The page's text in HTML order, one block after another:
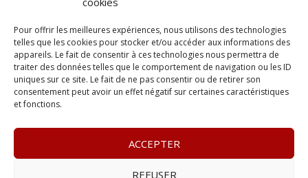
Pour offrir les meilleures expériences, nous utilisons des technologies
telles que les cookies pour stocker et/ou accéder aux informations des
appareils. Le fait de consentir à ces technologies nous permettra de
traiter des données telles que le comportement de navigation ou les ID
uniques sur ce site. Le fait de ne pas consentir ou de retirer son
consentement peut avoir un effet négatif sur certaines caractéristiques
et fonctions.
ACCEPTER
REFUSER